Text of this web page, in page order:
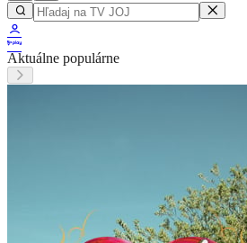
Aktuálne populárne